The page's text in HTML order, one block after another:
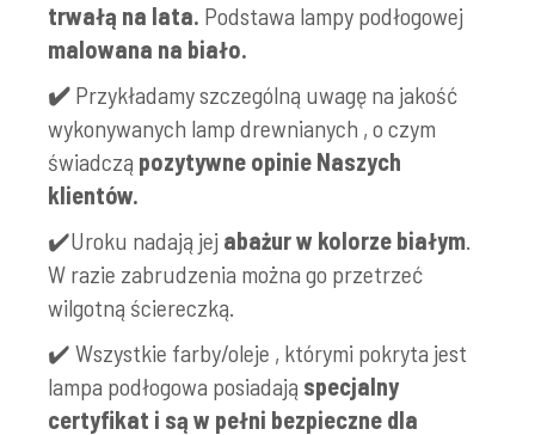
trwałą na lata. Podstawa lampy podłogowej
malowana na biało.
✔️ Przykładamy szczególną uwagę na jakość
wykonywanych lamp drewnianych , o czym
świadczą pozytywne opinie Naszych
klientów.
✔️Uroku nadają jej abażur w kolorze białym.
W razie zabrudzenia można go przetrzeć
wilgotną ściereczką.
✔️ Wszystkie farby/oleje , którymi pokryta jest
lampa podłogowa posiadają specjalny
certyfikat i są w pełni bezpieczne dla